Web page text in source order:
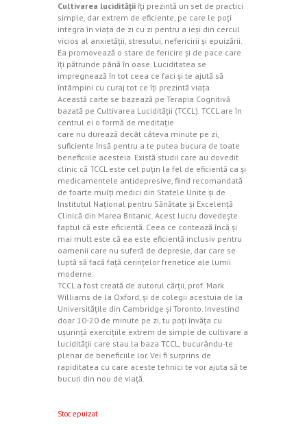
Cultivarea lucidităţii îţi prezintă un set de practici
simple, dar extrem de eficiente, pe care le poţi
integra în viaţa de zi cu zi pentru a ieşi din cercul
vicios al anxietăţii, stresului, nefericirii şi epuizării.
Ea promovează o stare de fericire şi de pace care
îţi pătrunde până în oase. Luciditatea se
impregnează în tot ceea ce faci şi te ajută să
întâmpini cu curaj tot ce îţi prezintă viaţa.
Această carte se bazează pe Terapia Cognitivă
bazată pe Cultivarea Lucidităţii (TCCL). TCCL are în
centrul ei o formă de meditaţie
care nu durează decât câteva minute pe zi,
suficiente însă pentru a te putea bucura de toate
beneficiile acesteia. Există studii care au dovedit
clinic că TCCL este cel puţin la fel de eficientă ca şi
medicamentele antidepresive, fiind recomandată
de foarte mulţi medici din Statele Unite şi de
Institutul Naţional pentru Sănătate şi Excelenţă
Clinică din Marea Britanic. Acest lucru dovedeşte
faptul că este eficientă. Ceea ce contează încă şi
mai mult este că ea este eficientă inclusiv pentru
oamenii care nu suferă de depresie, dar care se
luptă să facă faţă cerinţelor frenetice ale lumii
moderne.
TCCL a fost creată de autorul cărţii, prof. Mark
Williams de la Oxford, şi de colegii acestuia de la
Universităţile din Cambridge şi Toronto. Investind
doar 10-20 de minute pe zi, tu poţi învăţa cu
uşurinţă exerciţiile extrem de simple de cultivare a
lucidităţii care stau la baza TCCL, bucurându-te
plenar de beneficiile lor. Vei fi surprins de
rapiditatea cu care aceste tehnici te vor ajuta să te
bucuri din nou de viaţă.
Stoc epuizat